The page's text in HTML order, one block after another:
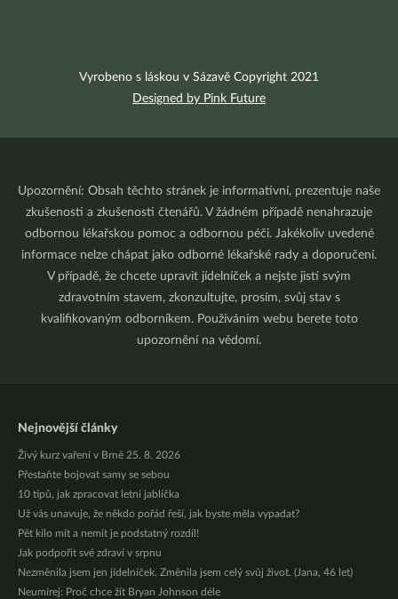
Vyrobeno s láskou v Sázavě Copyright 2021
Designed by Pink Future
Upozornění: Obsah těchto stránek je informativní, prezentuje naše
zkušenosti a zkušenosti čtenářů. V žádném případě nenahrazuje
odbornou lékařskou pomoc a odbornou péči. Jakékoliv uvedené
informace nelze chápat jako odborné lékařské rady a doporučení.
V případě, že chcete upravit jídelníček a nejste jistí svým
zdravotním stavem, zkonzultujte, prosím, svůj stav s
kvalifikovaným odborníkem. Používáním webu berete toto
upozornění na vědomí.
Nejnovější články
Živý kurz vaření v Brně 25. 8. 2026
Přestaňte bojovat samy se sebou
10 tipů, jak zpracovat letní jablíčka
Už vás unavuje, že někdo pořád řeší, jak byste měla vypadat?
Pět kilo mít a nemít je podstatný rozdíl!
Jak podpořit své zdraví v srpnu
Nezměnila jsem jen jídelníček. Změnila jsem celý svůj život. (Jana, 46 let)
Neumírej: Proč chce žít Bryan Johnson déle